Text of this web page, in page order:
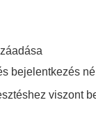
bejelentkezés
viszont